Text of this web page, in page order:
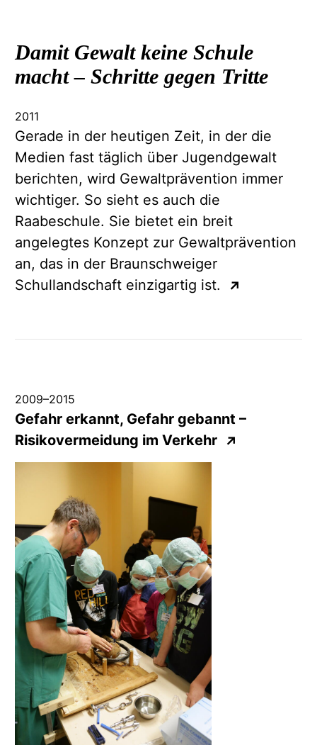
Damit Gewalt keine Schule
macht – Schritte gegen Tritte
2011
Gerade in der heutigen Zeit, in der die
Medien fast täglich über Jugendgewalt
berichten, wird Gewaltprävention immer
wichtiger. So sieht es auch die
Raabeschule. Sie bietet ein breit
angelegtes Konzept zur Gewaltprävention
an, das in der Braunschweiger
Schullandschaft einzigartig ist.
↗
Gefahr erkannt, Gefahr gebannt –
Risikovermeidung im Verkehr ↗
2009–2015